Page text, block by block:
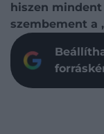
hiszen
szembement a